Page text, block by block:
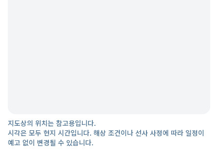
지도상의 위치는 참고용입니다.
시각은 모두 현지 시간입니다. 해상 조건이나 선사 사정에 따라 일정이
예고 없이 변경될 수 있습니다.